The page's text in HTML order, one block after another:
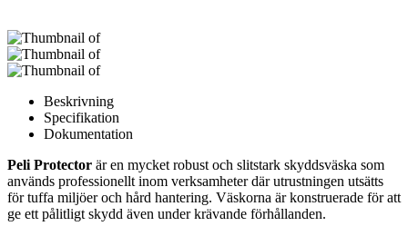
Beskrivning
Specifikation
Dokumentation
Peli Protector är en mycket robust och slitstark skyddsväska som
används professionellt inom verksamheter där utrustningen utsätts
för tuffa miljöer och hård hantering. Väskorna är konstruerade för att
ge ett pålitligt skydd även under krävande förhållanden.